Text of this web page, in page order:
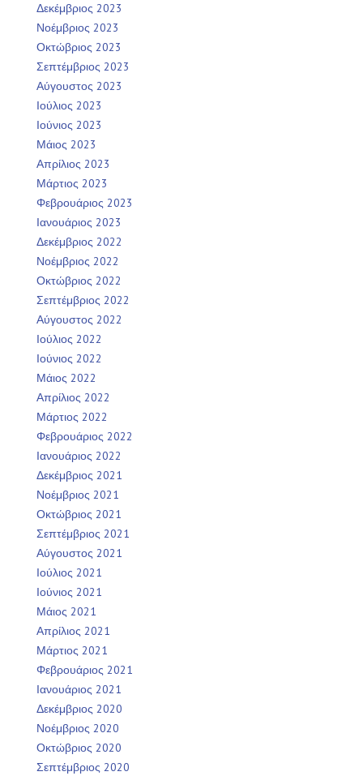
Δεκέμβριος 2023
Νοέμβριος 2023
Οκτώβριος 2023
Σεπτέμβριος 2023
Αύγουστος 2023
Ιούλιος 2023
Ιούνιος 2023
Μάιος 2023
Απρίλιος 2023
Μάρτιος 2023
Φεβρουάριος 2023
Ιανουάριος 2023
Δεκέμβριος 2022
Νοέμβριος 2022
Οκτώβριος 2022
Σεπτέμβριος 2022
Αύγουστος 2022
Ιούλιος 2022
Ιούνιος 2022
Μάιος 2022
Απρίλιος 2022
Μάρτιος 2022
Φεβρουάριος 2022
Ιανουάριος 2022
Δεκέμβριος 2021
Νοέμβριος 2021
Οκτώβριος 2021
Σεπτέμβριος 2021
Αύγουστος 2021
Ιούλιος 2021
Ιούνιος 2021
Μάιος 2021
Απρίλιος 2021
Μάρτιος 2021
Φεβρουάριος 2021
Ιανουάριος 2021
Δεκέμβριος 2020
Νοέμβριος 2020
Οκτώβριος 2020
Σεπτέμβριος 2020